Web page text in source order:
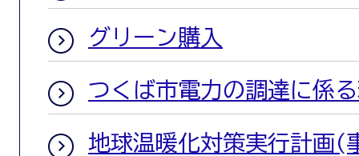
グリーン購入
つくば市電力の調達に係
地球温暖化対策実行計画(